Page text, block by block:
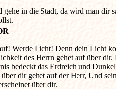
gehe in die Stadt, da wird man dir
Werde Licht! Denn dein Licht
des Herrn gehet auf über
bedeckt das Erdreich und
dir gehet auf der Herr, Und
über dir.